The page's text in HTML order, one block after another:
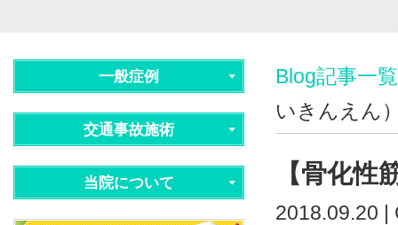
Blog記事一覧
いきんえん
【骨化
2018.09.20
一般症例
交通事故施術
当院について